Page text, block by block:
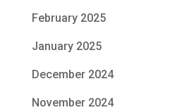
February 2025
January 2025
December 2024
November 2024